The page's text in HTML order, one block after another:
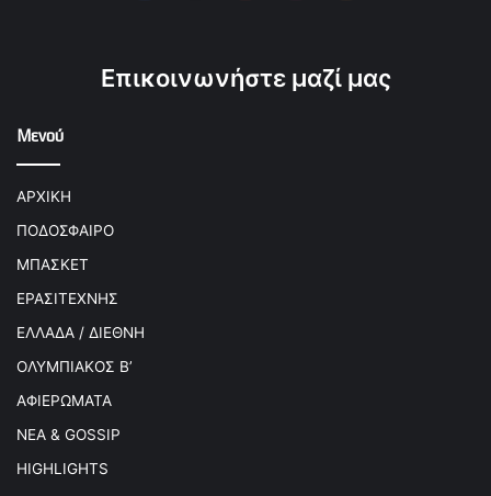
Επικοινωνήστε μαζί μας
Μενού
ΑΡΧΙΚΗ
ΠΟΔΟΣΦΑΙΡΟ
ΜΠΑΣΚΕΤ
ΕΡΑΣΙΤΕΧΝΗΣ
ΕΛΛΑΔΑ / ΔΙΕΘΝΗ
ΟΛΥΜΠΙΑΚΟΣ Β’
ΑΦΙΕΡΩΜΑΤΑ
ΝΕΑ & GOSSIP
HIGHLIGHTS